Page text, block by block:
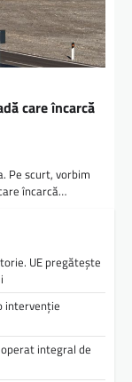
care încarcă
Pe scurt, vorbim
încarcă…
UE pregătește
intervenție
integral de